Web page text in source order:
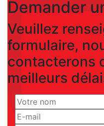
Demander
Veuillez
formulaire,
contacterons
meilleurs